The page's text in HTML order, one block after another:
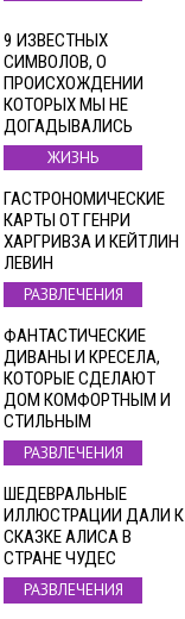
9 ИЗВЕСТНЫХ
СИМВОЛОВ, О
ПРОИСХОЖДЕНИИ
КОТОРЫХ МЫ НЕ
ДОГАДЫВАЛИСЬ
ЖИЗНЬ
ГАСТРОНОМИЧЕСКИЕ
КАРТЫ ОТ ГЕНРИ
ХАРГРИВЗА И КЕЙТЛИН
ЛЕВИН
РАЗВЛЕЧЕНИЯ
ФАНТАСТИЧЕСКИЕ
ДИВАНЫ И КРЕСЕЛА,
КОТОРЫЕ СДЕЛАЮТ
ДОМ КОМФОРТНЫМ И
СТИЛЬНЫМ
РАЗВЛЕЧЕНИЯ
ШЕДЕВРАЛЬНЫЕ
ИЛЛЮСТРАЦИИ ДАЛИ К
СКАЗКЕ АЛИСА В
СТРАНЕ ЧУДЕС
РАЗВЛЕЧЕНИЯ